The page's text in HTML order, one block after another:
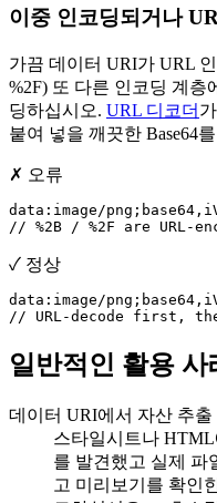
이중 인코딩되거나
가끔 데이터 URI가 URL
%2F) 또 다른 인코딩 계층
딩하십시오. URL 디코더
붙여 넣을 깨끗한 Base64
✗ 오류
data:image/
// %2B / %2F are URL-
✓ 정상
data:image/
// URL-decode first,
일반적인 활용 사
데이터 URI에서 자산 추출
스타일시트나
를 발견했고 실제 파
고 미리보기를 확인